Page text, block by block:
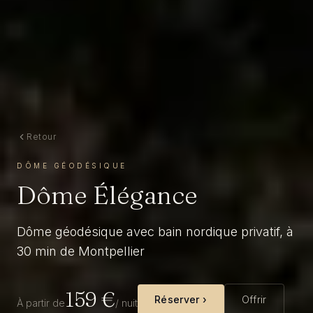
Retour
DÔME GÉODÉSIQUE
Dôme Élégance
Dôme géodésique avec bain nordique privatif, à
30 min de Montpellier
À partir de159€/ nuit Réserver › Offrir